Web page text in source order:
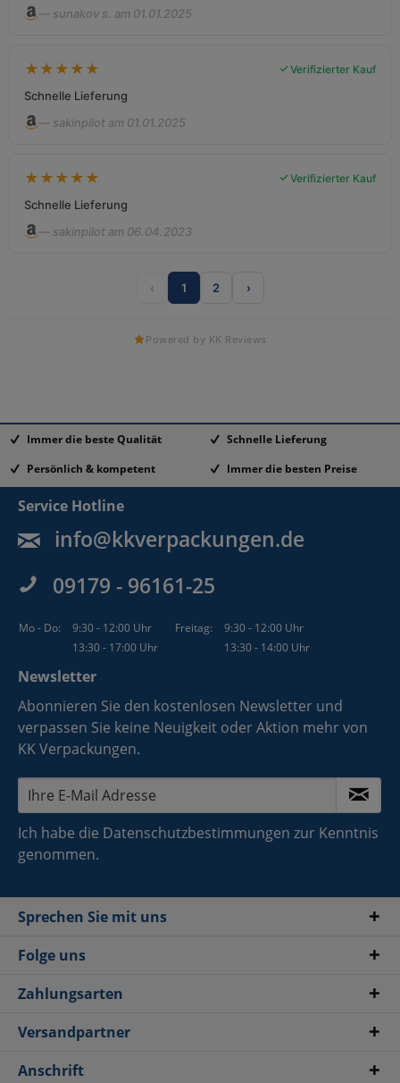
— sunakov s. am 01.01.2025
★ ★ ★ ★ ★ Verifizierter Kauf
Schnelle Lieferung
— sakinpilot am 01.01.2025
★ ★ ★ ★ ★ Verifizierter Kauf
Schnelle Lieferung
— sakinpilot am 06.04.2023
‹ 1 2 ›
Powered by KK Reviews
Immer die beste Qualität
Schnelle Lieferung
Persönlich & kompetent
Immer die besten Preise
Service Hotline
info@kkverpackungen.de
09179 - 96161-25
Mo - Do: 9:30 - 12:00 Uhr Freitag:
9:30 - 12:00 Uhr
13:30 - 17:00 Uhr
13:30 - 14:00 Uhr
Newsletter
Abonnieren Sie den kostenlosen Newsletter und
verpassen Sie keine Neuigkeit oder Aktion mehr von
KK Verpackungen.
Ich habe die Datenschutzbestimmungen zur Kenntnis
genommen.
Sprechen Sie mit uns
Folge uns
Zahlungsarten
Versandpartner
Anschrift